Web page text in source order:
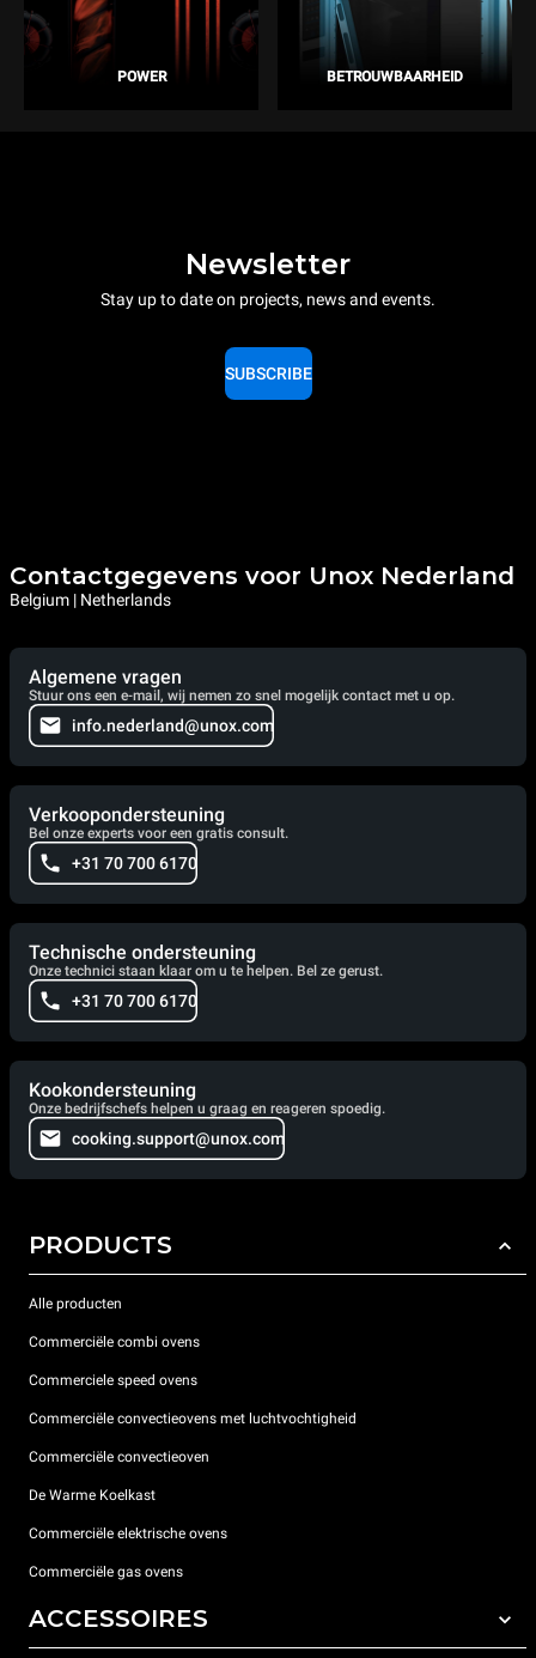
POWER BETROUWBAARHEID
Newsletter
Stay up to date on projects, news and events.
SUBSCRIBE
Contactgegevens voor Unox Nederland
Belgium | Netherlands
Algemene vragen
Stuur ons een e-mail, wij nemen zo snel mogelijk contact met u op.
info.nederland@unox.com
Verkoopondersteuning
Bel onze experts voor een gratis consult.
+31 70 700 6170
Technische ondersteuning
Onze technici staan klaar om u te helpen. Bel ze gerust.
+31 70 700 6170
Kookondersteuning
Onze bedrijfschefs helpen u graag en reageren spoedig.
cooking.support@unox.com
PRODUCTS
Alle producten
Commerciële combi ovens
Commerciele speed ovens
Commerciële convectieovens met luchtvochtigheid
Commerciële convectieoven
De Warme Koelkast
Commerciële elektrische ovens
Commerciële gas ovens
ACCESSOIRES